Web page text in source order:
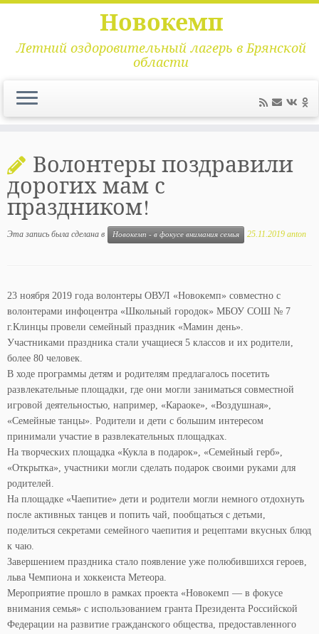
содержимому
Новокемп
Летний оздоровительный лагерь в Брянской
области
Волонтеры поздравили
дорогих мам с
праздником!
Эта запись была сделана в Новокемп - в фокусе внимания семья 25.11.2019 anton
23 ноября 2019 года волонтеры ОВУЛ «Новокемп» совместно с
волонтерами инфоцентра «Школьный городок» МБОУ СОШ № 7
г.Клинцы провели семейный праздник «Мамин день».
Участниками праздника стали учащиеся 5 классов и их родители,
более 80 человек.
В ходе программы детям и родителям предлагалось посетить
развлекательные площадки, где они могли заниматься совместной
игровой деятельностью, например, «Караоке», «Воздушная»,
«Семейные танцы». Родители и дети с большим интересом
принимали участие в развлекательных площадках.
На творческих площадка «Кукла в подарок», «Семейный герб»,
«Открытка», участники могли сделать подарок своими руками для
родителей.
На площадке «Чаепитие» дети и родители могли немного отдохнуть
после активных танцев и попить чай, пообщаться с детьми,
поделиться секретами семейного чаепития и рецептами вкусных блюд
к чаю.
Завершением праздника стало появление уже полюбившихся героев,
льва Чемпиона и хоккеиста Метеора.
Мероприятие прошло в рамках проекта «Новокемп — в фокусе
внимания семья» с использованием гранта Президента Российской
Федерации на развитие гражданского общества, предоставленного